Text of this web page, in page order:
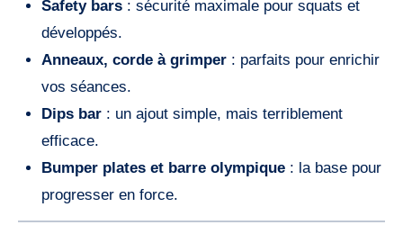
Safety bars: sécurité maximale pour squats et
développés.
Anneaux, corde à grimper: parfaits pour enrichir
vos séances.
Dips bar: un ajout simple, mais terriblement
efficace.
Bumper plates et barre olympique: la base pour
progresser en force.